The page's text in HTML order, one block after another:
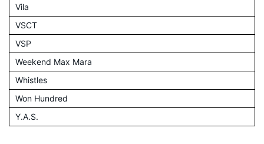
Vila
VSCT
VSP
Weekend Max Mara
Whistles
Won Hundred
Y.A.S.